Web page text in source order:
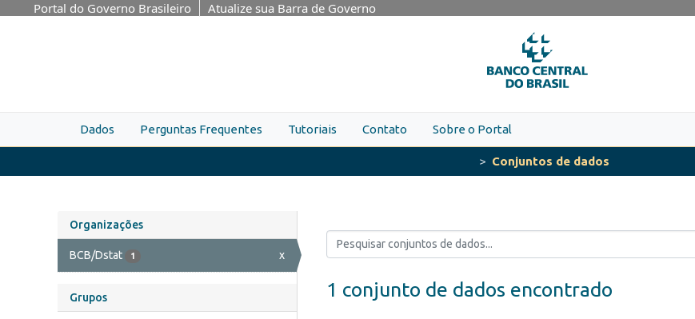
Skip to main content
Portal do Governo Brasileiro Atualize sua Barra de Governo
Dados Perguntas Frequentes Tutoriais Contato Sobre o Portal
Conjuntos de dados
Organizações
BCB/Dstat 1 x
Grupos 1 conjunto de dados encontrado